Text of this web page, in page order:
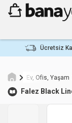
Ücretsiz
Ev, Ofis, Yaşam
Falez Black